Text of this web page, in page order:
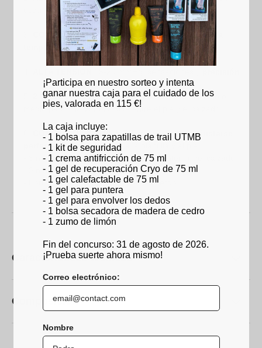
COMPOSICIÓN HÍBRIDA : buenaregulación de la
temperaturay evacuación de la transpiración
2 GROSORES LV/MV: disponible en volumen bajo o
medio para finalizar el ajuste entre el pie y el calzado
CONCEPTO SYNERGY FIT: diseñado paraajustarse
perfectamenteal calzado, a la plantilla y al pie:
- Sin refuerzos bajo el calcetín y en el interior del calzado
- Sin hilos, costuras contra el pie
- Forma anatómica pie derecho/izquierdo
Características técnicas
Composición
¡Participa en nuestro sorteo y intenta
ganar nuestra caja para el cuidado de los
pies, valorada en 115 €!
La caja incluye:
- 1 bolsa para zapatillas de trail UTMB
- 1 kit de seguridad
- 1 crema antifricción de 75 ml
- 1 gel de recuperación Cryo de 75 ml
- 1 gel calefactable de 75 ml
- 1 gel para puntera
- 1 gel para envolver los dedos
- 1 bolsa secadora de madera de cedro
- 1 zumo de limón
Fin del concurso: 31 de agosto de 2026.
¡Prueba suerte ahora mismo!
Correo electrónico:
Nombre